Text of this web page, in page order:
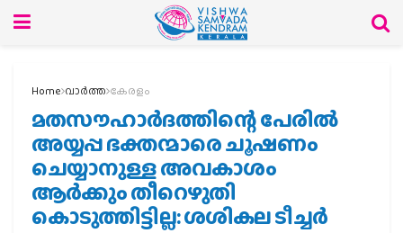
Home വാര്‍ത്ത കേരളം
മതസൗഹാര്‍ദത്തിന്റെ പേരില്‍
അയ്യപ്പ ഭക്തന്മാരെ ചൂഷണം
ചെയ്യാനുള്ള അവകാശം
ആര്‍ക്കും തീറെഴുതി
കൊടുത്തിട്ടില്ല: ശശികല ടീച്ചര്‍